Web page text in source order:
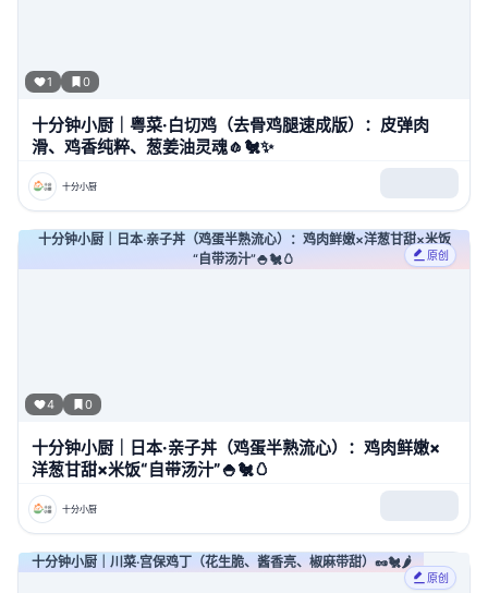
1 0
十分钟小厨｜粤菜·白切鸡（去骨鸡腿速成版）：皮弹肉
滑、鸡香纯粹、葱姜油灵魂🧄🐔✨
十分小厨
十分钟小厨｜日本·亲子丼（鸡蛋半熟流心）：鸡肉鲜嫩×洋葱甘甜×米饭
“自带汤汁”🍚🐔🥚
原创
4 0
十分钟小厨｜日本·亲子丼（鸡蛋半熟流心）：鸡肉鲜嫩×
洋葱甘甜×米饭“自带汤汁”🍚🐔🥚
十分小厨
十分钟小厨｜川菜·宫保鸡丁（花生脆、酱香亮、椒麻带甜）🥜🐔🌶️
原创